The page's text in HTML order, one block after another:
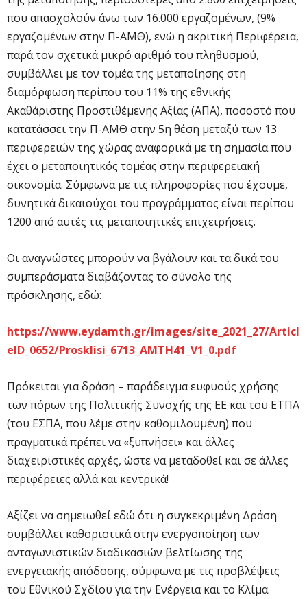
που απασχολούν άνω των 16.000 εργαζομένων, (9%
εργαζομένων στην Π-ΑΜΘ), ενώ η ακριτική Περιφέρεια,
παρά τον σχετικά μικρό αριθμό του πληθυσμού,
συμβάλλει με τον τομέα της μεταποίησης στη
διαμόρφωση περίπου του 11% της εθνικής
Ακαθάριστης Προστιθέμενης Αξίας (ΑΠΑ), ποσοστό που
κατατάσσει την Π-ΑΜΘ στην 5η θέση μεταξύ των 13
περιφερειών της χώρας αναφορικά με τη σημασία που
έχει ο μεταποιητικός τομέας στην περιφερειακή
οικονομία. Σύμφωνα με τις πληροφορίες που έχουμε,
δυνητικά δικαιούχοι του προγράμματος είναι περίπου
1200 από αυτές τις μεταποιητικές επιχειρήσεις.
Οι αναγνώστες μπορούν να βγάλουν και τα δικά του
συμπεράσματα διαβάζοντας το σύνολο της
πρόσκλησης, εδώ:
https://www.eydamth.gr/images/site_2021_27/Articl
eID_0652/Prosklisi_6713_AMTH41_V1_0.pdf
Πρόκειται για δράση – παράδειγμα ευφυούς χρήσης
των πόρων της Πολιτικής Συνοχής της ΕΕ και του ΕΤΠΑ
(του ΕΣΠΑ, που λέμε στην καθομιλουμένη) που
πραγματικά πρέπει να «ξυπνήσει» και άλλες
διαχειριστικές αρχές, ώστε να μεταδοθεί και σε άλλες
περιφέρειες αλλά και κεντρικά!
Αξίζει να σημειωθεί εδώ ότι η συγκεκριμένη Δράση
συμβάλλει καθοριστικά στην ενεργοποίηση των
ανταγωνιστικών διαδικασιών βελτίωσης της
ενεργειακής απόδοσης, σύμφωνα με τις προβλέψεις
του Εθνικού Σχδίου για την Ενέργεια και το Κλίμα.